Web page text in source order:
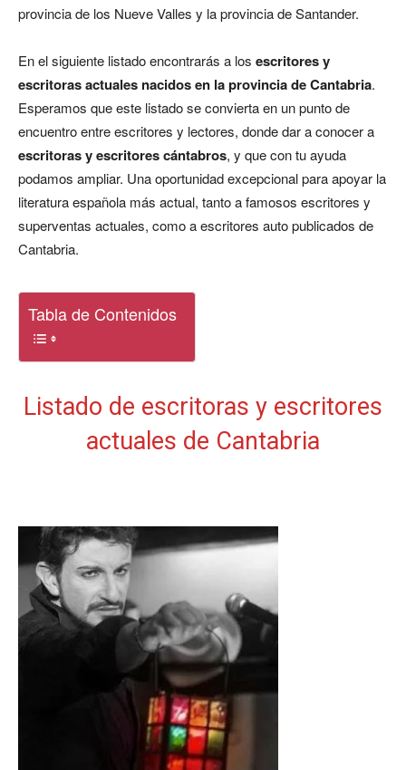
provincia de los Nueve Valles y la provincia de Santander.
En el siguiente listado encontrarás a los escritores y
escritoras actuales nacidos en la provincia de Cantabria.
Esperamos que este listado se convierta en un punto de
encuentro entre escritores y lectores, donde dar a conocer a
escritoras y escritores cántabros, y que con tu ayuda
podamos ampliar. Una oportunidad excepcional para apoyar la
literatura española más actual, tanto a famosos escritores y
superventas actuales, como a escritores auto publicados de
Cantabria.
Tabla de Contenidos
Listado de escritoras y escritores
actuales de Cantabria